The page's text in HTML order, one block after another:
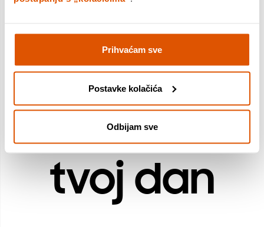
Prihvaćam sve
Postavke kolačića
Odbijam sve
brifinzi za
tvoj dan